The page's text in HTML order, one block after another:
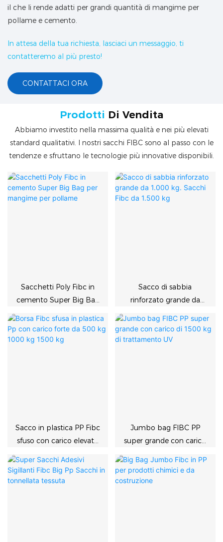
il che li rende adatti per grandi quantità di mangime per
pollame e cemento.
In attesa della tua richiesta, lasciaci un messaggio, ti
contatteremo al più presto!
CONTATTACI ORA
Prodotti Di Vendita
Abbiamo investito nella massima qualità e nei più elevati
standard qualitativi. I nostri sacchi FIBC sono al passo con le
tendenze e sfruttano le tecnologie più innovative disponibili.
Sacchetti Poly Fibc in
cemento Super Big Bag
pollame
Sacco di sabbia
rinforzato grande da
1.500 kg
Sacco in plastica PP Fibc
sfuso con carico elevato
1500 kg
Jumbo bag FIBC PP
super grande con carico
trattamento UV